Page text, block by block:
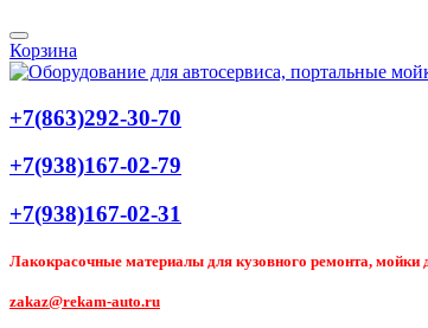
Корзина
+7(863)292-30-70
+7(938)167-02-79
+7(938)167-02-31
Лакокрасочные материалы для кузовного ремонта, мойки
zakaz@rekam-auto.ru